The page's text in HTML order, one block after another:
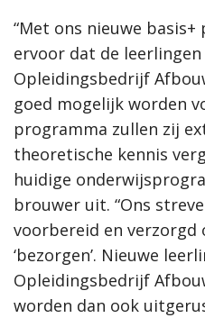
“Met ons nieuwe
ervoor dat de leerlingen
Opleidingsbedrijf
goed mogelijk worden
programma zullen zij
theoretische kennis
huidige
brouwer uit. “Ons
voorbereid en verzorgd
‘bezorgen’. Nieuwe
Opleidingsbedrijf
worden dan ook